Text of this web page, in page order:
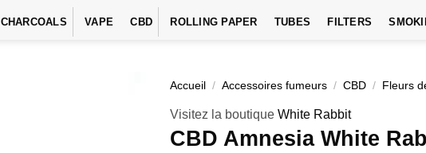
CHARCOALS VAPE CBD ROLLING PAPER TUBES FILTERS
Accueil / Accessoires fumeurs / CBD / Fleurs
Visitez la boutique White Rabbit
CBD Amnesia White